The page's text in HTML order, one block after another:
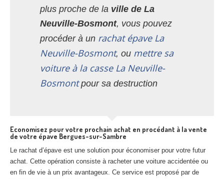
plus proche de la ville de La
Neuville-Bosmont, vous pouvez
procéder à un rachat épave La
Neuville-Bosmont, ou mettre sa
voiture à la casse La Neuville-
Bosmontpour sa destruction
Economisez pour votre prochain achat en procédant à la vente
de votre épave Bergues-sur-Sambre
Le rachat d’épave est une solution pour économiser pour votre futur
achat. Cette opération consiste à racheter une voiture accidentée ou
en fin de vie à un prix avantageux. Ce service est proposé par de